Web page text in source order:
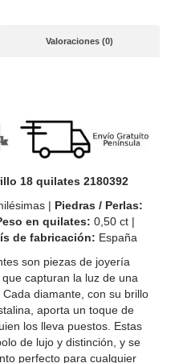
Valoraciones (0)
18 quilates 2180392
| Piedras / Perlas:
en quilates: 0,50 ct |
de fabricación: España
son piezas de joyería
capturan la luz de una
diamante, con su brillo
aporta un toque de
los lleva puestos. Estas
de lujo y distinción, y se
perfecto para cualquier